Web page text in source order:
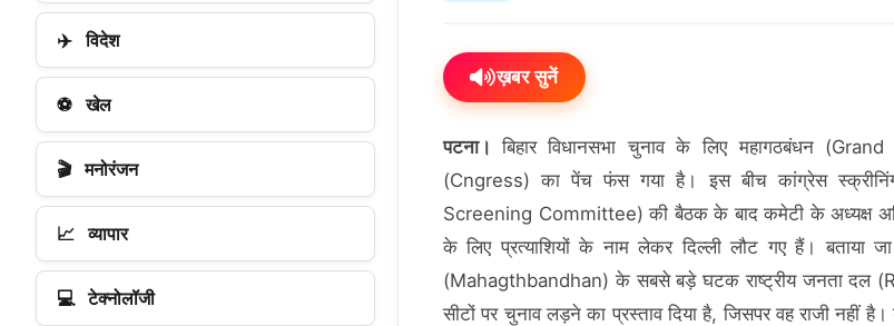
ख़बर सुनें
पटना।बिहार विधानसभा चुनाव के लिए महागठबंधन
(Cngress) का पेंच फंस गया है। इस बीच कांग्रेस
Screening Committee) की बैठक के बाद कमेटी के अध्यक्ष
के लिए प्रत्‍याशियों के नाम लेकर दिल्‍ली लौट गए हैं। बताया
(Mahagthbandhan) के सबसे बड़े घटक राष्‍ट्रीय जनता दल
सीटों पर चुनाव लड़ने का प्रस्‍ताव दिया है, जिसपर वह राजी नहीं
✈️ विदेश
⚽ खेल
🎬 मनोरंजन
📈 व्यापार
💻 टेक्नोलॉजी